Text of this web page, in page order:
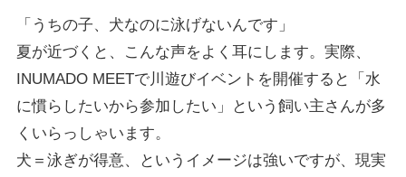
「うちの子、犬なのに泳げないんです」
夏が近づくと、こんな声をよく耳にします。実際、
INUMADO MEETで川遊びイベントを開催すると「水
に慣らしたいから参加したい」という飼い主さんが多
くいらっしゃいます。
犬＝泳ぎが得意、というイメージは強いですが、現実